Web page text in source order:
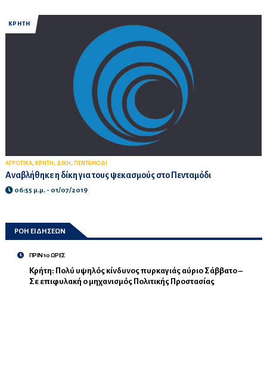
ΚΡΗΤΗ
ΑΓΡΟΤΙΚΑ, ΚΡΗΤΗ , ΔΙΚΗ , ΠΕΝΤΑΜΟΔΙ
Αναβλήθηκε η δίκη για τους ψεκασμούς στο Πενταμόδι
06:55 μ.μ. - 01/07/2019
ΡΟΗ ΕΙΔΗΣΕΩΝ
ΠΡΙΝ 10 ΩΡΕΣ
Κρήτη: Πολύ υψηλός κίνδυνος πυρκαγιάς αύριο Σάββατο –
Σε επιφυλακή ο μηχανισμός Πολιτικής Προστασίας